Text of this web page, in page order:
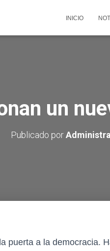
INICIO
un
Publicado por
puerta a la democracia.